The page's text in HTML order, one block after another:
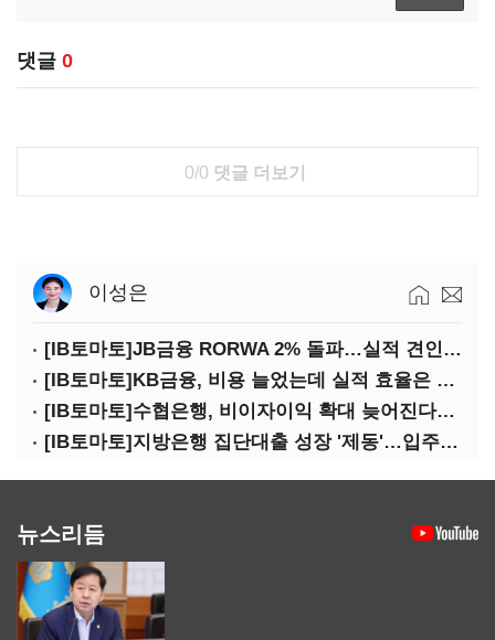
댓글 0
0/0 댓글 더보기
이성은
[IB토마토]JB금융 RORWA 2% 돌파…실적 견인은 은행 아닌 캐피탈
[IB토마토]KB금융, 비용 늘었는데 실적 효율은 개선…증권 호황 효과
[IB토마토]수협은행, 비이자이익 확대 늦어진다…공모운용사 인가 연말로
[IB토마토]지방은행 집단대출 성장 '제동'…입주절벽에 반사이익도 희박
뉴스리듬